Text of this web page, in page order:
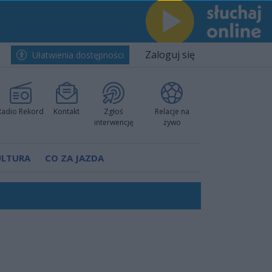
Ułatwienia dostępności Zaloguj się
Rekord Kontakt
Zgłoś
interwencję
Relacje na
żywo
CO ZA JAZDA
w Ustce!
prokuratury
pokazali klasę
nową sportową tradycję"